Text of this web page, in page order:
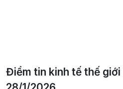
Điểm tin kinh tế thế